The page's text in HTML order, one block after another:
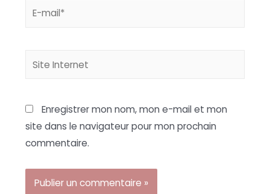
Enregistrer mon nom, mon e-mail et mon
site dans le navigateur pour mon prochain
commentaire.